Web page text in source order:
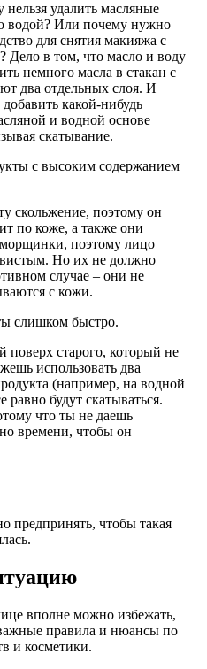
удалить масляные
водой? Или почему нужно
для снятия макияжа с
Дело в том, что масло и воду
немного масла в стакан с
два отдельных слоя. И
какой-нибудь
и водной основе
скатывание.
с высоким содержанием
скольжение, поэтому он
по коже, а также они
поэтому лицо
Но их не должно
случае – они не
с кожи.
слишком быстро.
старого, который не
использовать два
(например, на водной
будут скатываться.
что ты не даешь
времени, чтобы он
предпринять, чтобы такая
вполне можно избежать,
правила и нюансы по
и косметики.